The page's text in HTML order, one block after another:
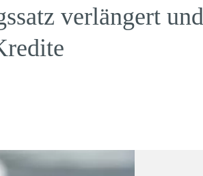
verlängert und